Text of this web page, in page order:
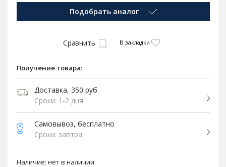
Подобрать аналог
Сравнить В закладки
Получение товара:
Доставка, 350 руб.
Сроки: 1-2 дня
Самовывоз, бесплатно
Сроки: завтра
Наличие: нет в наличии